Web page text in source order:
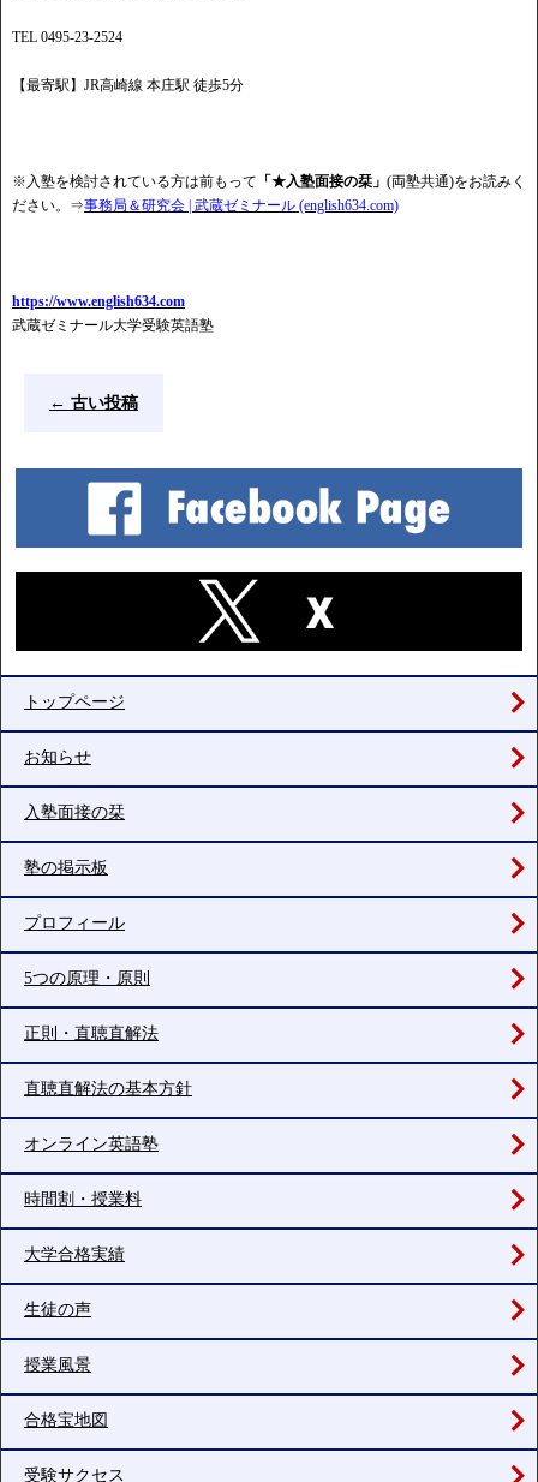
TEL 0495-23-2524
【最寄駅】JR高崎線 本庄駅 徒歩5分
※入塾を検討されている方は前もって 「★入塾面接の栞」 (両塾共通)をお読みく
ださい。⇒事務局＆研究会 | 武蔵ゼミナール (english634.com)
https://www.english634.com
武蔵ゼミナール大学受験英語塾
← 古い投稿
トップページ
お知らせ
入塾面接の栞
塾の掲示板
プロフィール
5つの原理・原則
正則・直聴直解法
直聴直解法の基本方針
オンライン英語塾
時間割・授業料
大学合格実績
生徒の声
授業風景
合格宝地図
受験サクセス